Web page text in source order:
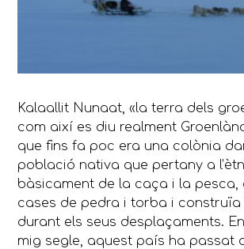
Kalaallit Nunaat, «la terra dels
com així es diu realment
que fins fa poc era una colònia
població nativa que pertany a
bàsicament de la caça i la pesca,
cases de pedra i torba i construïa
durant els seus desplaçaments.
mig segle, aquest país ha passat